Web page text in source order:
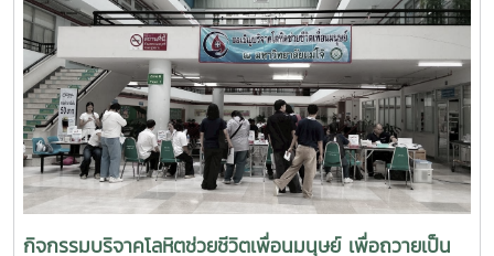
พัฒนาองค์ความรู้และทักษะที่จำเป็นในการดูแลนิสิตนักศึกษา
ครอบคลุมตั้งแต่:ความรู้พื้นฐานด้านสุขภาพจิต: เรียนรู้แนวโน้ม
ปัญหา และปัจจัยเสี่ยงต่าง ๆ การคัดกรองและประเมินสุขภาพจิต
เบื้องต้น: ด้วยเครื่องมือมาตรฐาน เช่น DASS-21, PHQ-9 และ
ST-5 ทักษะการให้คำปรึกษาเบื้องต้น: อาทิ การฟังอย่างตั้งรับ
(Active Listening), ความเข้าใจใส่ใจ (Empathy) และการ
ปฐมพยาบาลทางจิตใจ (Psychological First Aid: PFA)
นอกจากนี้ ยังมีการเรียนรู้ระบบการดูแลและการส่งต่อกรณี
ฉุกเฉิน การทำงานร่วมกับผู้เชี่ยวชาญทางการแพทย์ ตลอดจน
กิจกรรมบริจาคโลหิตช่วยชีวิตเพื่อนมนุษย์ เพื่อถวายเป็น